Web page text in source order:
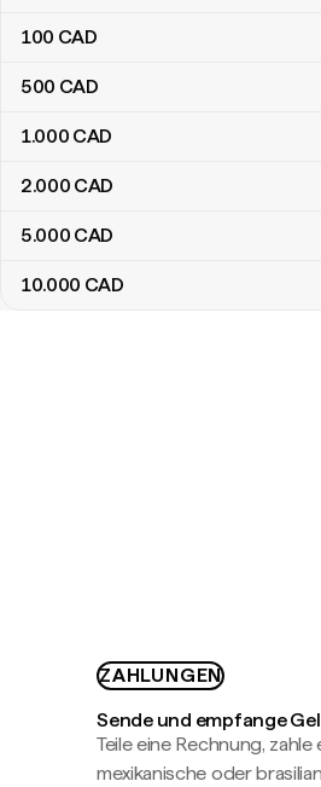
100 CAD
500 CAD
1.000 CAD
2.000 CAD
5.000 CAD
10.000 CAD
ZAHLUNGEN
Sende und empfange
Teile eine Rechnung,
mexikanische oder